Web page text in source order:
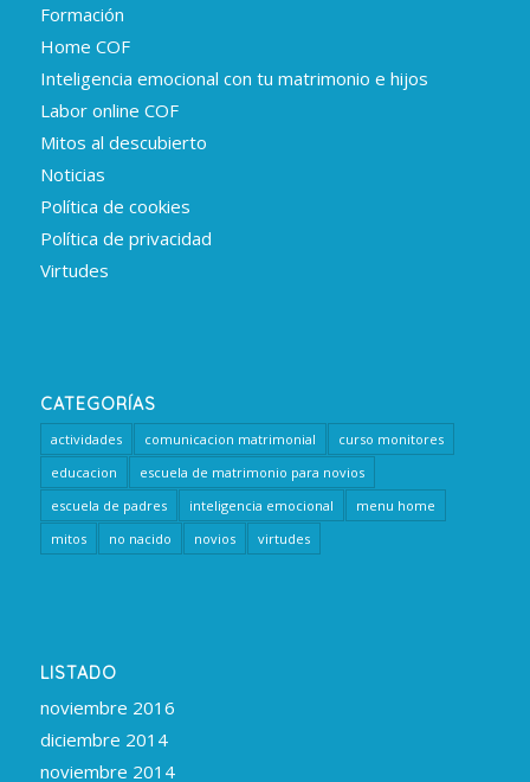
Formación
Home COF
Inteligencia emocional con tu matrimonio e hijos
Labor online COF
Mitos al descubierto
Noticias
Política de cookies
Política de privacidad
Virtudes
CATEGORÍAS
actividades comunicacion matrimonial
curso monitores
educacion
escuela de matrimonio para novios
escuela de padres
inteligencia emocional
menu home
mitos
no nacido novios virtudes
LISTADO
noviembre 2016
diciembre 2014
noviembre 2014